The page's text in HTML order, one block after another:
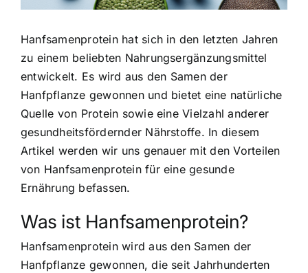
Hanfsamenprotein hat sich in den letzten Jahren
zu einem beliebten Nahrungsergänzungsmittel
entwickelt. Es wird aus den Samen der
Hanfpflanze gewonnen und bietet eine natürliche
Quelle von Protein sowie eine Vielzahl anderer
gesundheitsfördernder Nährstoffe. In diesem
Artikel werden wir uns genauer mit den Vorteilen
von Hanfsamenprotein für eine gesunde
Ernährung befassen.
Was ist Hanfsamenprotein?
Hanfsamenprotein wird aus den Samen der
Hanfpflanze gewonnen, die seit Jahrhunderten